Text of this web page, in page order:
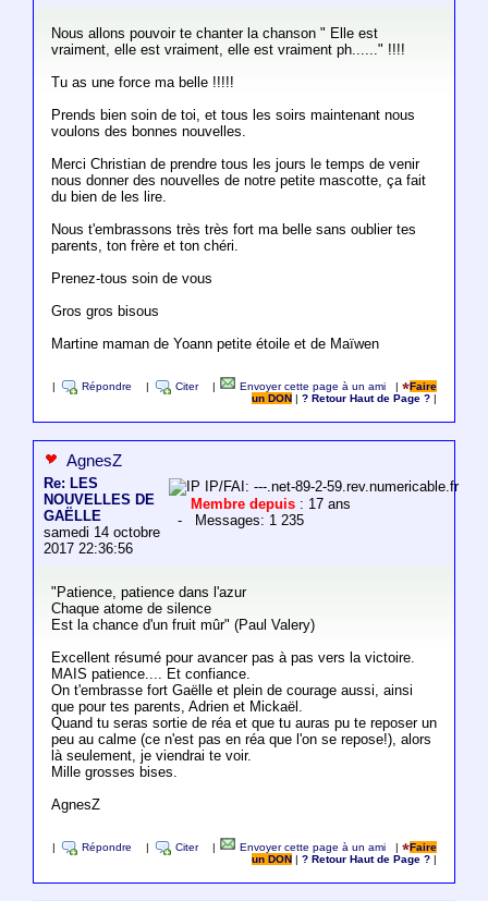
Nous allons pouvoir te chanter la chanson " Elle est
vraiment, elle est vraiment, elle est vraiment ph......" !!!!
Tu as une force ma belle !!!!!
Prends bien soin de toi, et tous les soirs maintenant nous
voulons des bonnes nouvelles.
Merci Christian de prendre tous les jours le temps de venir
nous donner des nouvelles de notre petite mascotte, ça fait
du bien de les lire.
Nous t'embrassons très très fort ma belle sans oublier tes
parents, ton frère et ton chéri.
Prenez-tous soin de vous
Gros gros bisous
Martine maman de Yoann petite étoile et de Maïwen
Répondre Citer Envoyer cette page à un ami |
Faire
un DON
|? Retour Haut de Page ?
AgnesZ
Re: LES
NOUVELLES DE
GAËLLE
samedi 14 octobre
2017 22:36:56
IP/FAI: ---.net-89-2-59.rev.numericable.fr
Membre depuis : 17 ans
- Messages: 1 235
"Patience, patience dans l'azur
Chaque atome de silence
Est la chance d'un fruit mûr" (Paul Valery)
Excellent résumé pour avancer pas à pas vers la victoire.
MAIS patience.... Et confiance.
On t'embrasse fort Gaëlle et plein de courage aussi, ainsi
que pour tes parents, Adrien et Mickaël.
Quand tu seras sortie de réa et que tu auras pu te reposer un
peu au calme (ce n'est pas en réa que l'on se repose!), alors
là seulement, je viendrai te voir.
Mille grosses bises.
AgnesZ
Répondre Citer Envoyer cette page à un ami |
Faire
un DON
|? Retour Haut de Page ?